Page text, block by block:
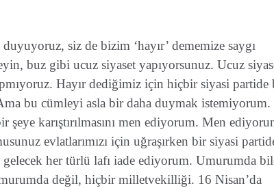
duyuyoruz, siz de bizim ‘hayır’ dememize saygı
buz gibi ucuz siyaset yapıyorsunuz. Ucuz
Hayır dediğimiz için hiçbir siyasi partide
bu cümleyi asla bir daha duymak istemiyorum.
şeye karıştırılmasını men ediyorum. Men
evlatlarımızı için uğraşırken bir siyasi
her türlü lafı iade ediyorum. Umurumda
değil, hiçbir milletvekilliği. 16 Nisan’da